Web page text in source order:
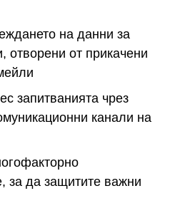
на данни за
отворени от прикачени
запитванията чрез
канали на
за да защитите важни